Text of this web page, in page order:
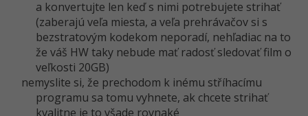
a konvertujte len keď s nimi potrebujete strihať
(zaberajú veľa miesta, a veľa prehrávačov si s
bezstratovým kodekom neporadí, nehľadiac na to
že váš HW taky nebude mať radosť sledovať film o
veľkosti 20GB)
nemyslite si, že prechodom k inému stříhacímu
programu sa tomu vyhnete, ak chcete strihať
kvalitne je to všade rovnaké